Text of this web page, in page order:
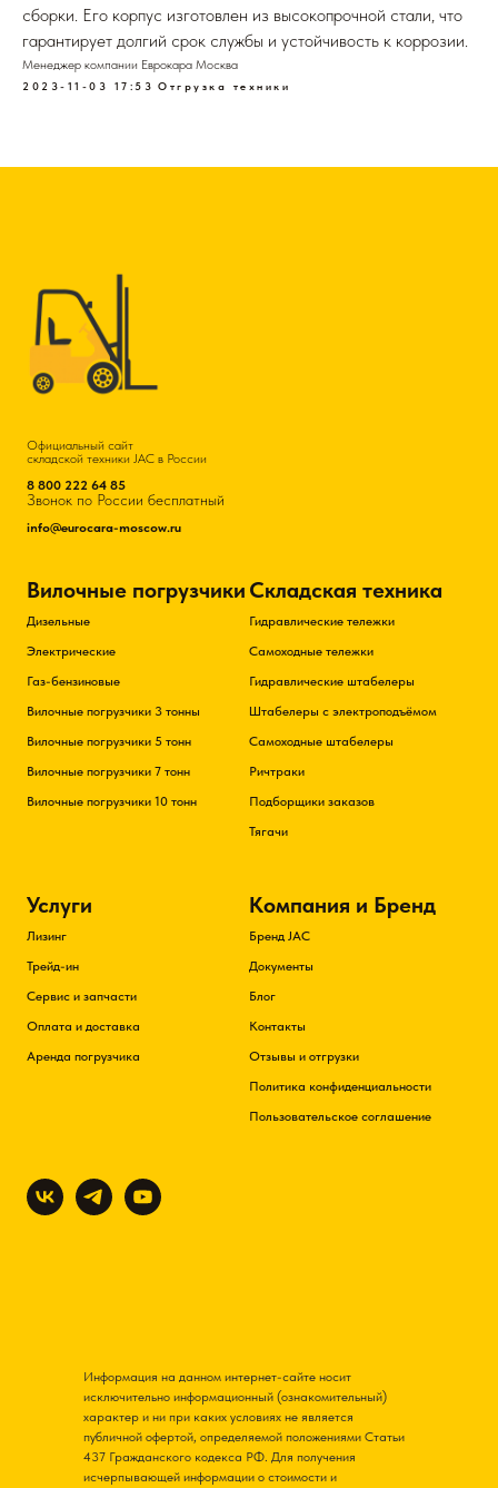
сборки. Его корпус изготовлен из высокопрочной стали, что
гарантирует долгий срок службы и устойчивость к коррозии.
Менеджер компании Еврокара Москва
2023-11-03 17:53 Отгрузка техники
Официальный сайт
складской техники JAC в России
8 800 222 64 85
Звонок по России бесплатный
info@eurocara-moscow.ru
Вилочные погрузчики
Дизельные
Электрические
Газ-бензиновые
Вилочные погрузчики 3 тонны
Вилочные погрузчики 5 тонн
Вилочные погрузчики 7 тонн
Вилочные погрузчики 10 тонн
Складская техника
Гидравлические тележки
Самоходные тележки
Гидравлические штабелеры
Штабелеры с электроподъёмом
Самоходные штабелеры
Ричтраки
Подборщики заказов
Тягачи
Услуги
Лизинг
Трейд-ин
Сервис и запчасти
Оплата и доставка
Аренда погрузчика
Компания и Бренд
Бренд JAC
Документы
Блог
Контакты
Отзывы и отгрузки
Политика конфиденциальности
Пользовательское соглашение
Информация на данном интернет-сайте носит
исключительно информационный (ознакомительный)
характер и ни при каких условиях не является
публичной офертой, определяемой положениями Статьи
437 Гражданского кодекса РФ. Для получения
исчерпывающей информации о стоимости и